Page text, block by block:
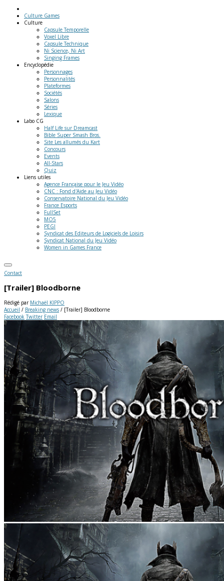
Culture Games
Culture
Capsule Temporelle
Voxel Libre
Capsule Technique
Ni Science, Ni Art
Singing Frames
Encyclopédie
Personnages
Personnalités
Plateformes
Sociétés
Salons
Séries
Lexique
Labo CG
Half Life sur Dreamcast
Bible Super Smash Bros.
Site Les allumés du Kart
Concours
Events
All-Stars
Quiz
Liens utiles
Agence Française pour le Jeu Vidéo
CNC : Fond d'Aide au Jeu Vidéo
Conservatoire National du Jeu Vidéo
France Esports
FullSet
MO5
PEGI
Syndicat des Editeurs de Logiciels de Loisirs
Syndicat National du Jeu Vidéo
Women in Games France
Contact
[Trailer] Bloodborne
Rédigé par Michaël KIPPO
Accueil / Breaking news / [Trailer] Bloodborne
Facebook Twitter Email